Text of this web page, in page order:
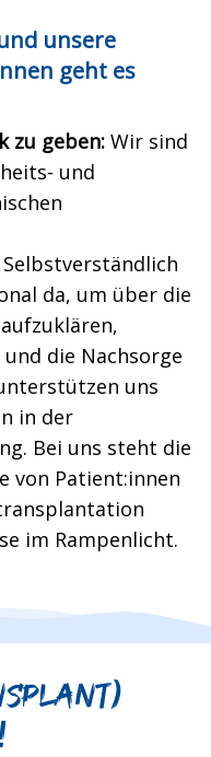
unsere
geht es
zu geben: Wir sind
und
da, um über die
die Nachsorge
uns
in der
Bei uns steht die
von Patient:innen
im Rampenlicht.